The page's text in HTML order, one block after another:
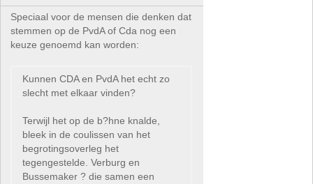
Speciaal voor de mensen die denken dat
stemmen op de PvdA of Cda nog een
keuze genoemd kan worden:
Kunnen CDA en PvdA het echt zo
slecht met elkaar vinden?
Terwijl het op de b?hne knalde,
bleek in de coulissen van het
begrotingsoverleg het
tegengestelde. Verburg en
Bussemaker ? die samen een